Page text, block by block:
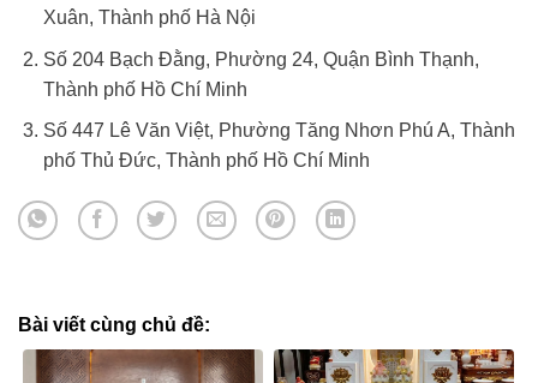
Xuân, Thành phố Hà Nội
Số 204 Bạch Đằng, Phường 24, Quận Bình Thạnh,
Thành phố Hồ Chí Minh
Số 447 Lê Văn Việt, Phường Tăng Nhơn Phú A, Thành
phố Thủ Đức, Thành phố Hồ Chí Minh
Bài viết cùng chủ đề: